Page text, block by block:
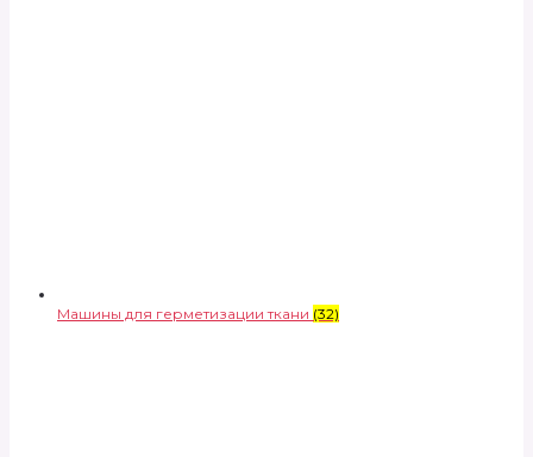
Машины для герметизации ткани (32)